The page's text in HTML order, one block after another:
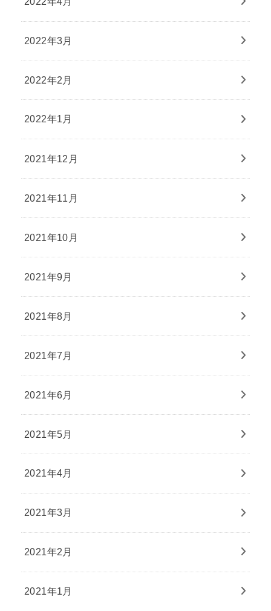
2022年3月
2022年2月
2022年1月
2021年12月
2021年11月
2021年10月
2021年9月
2021年8月
2021年7月
2021年6月
2021年5月
2021年4月
2021年3月
2021年2月
2021年1月